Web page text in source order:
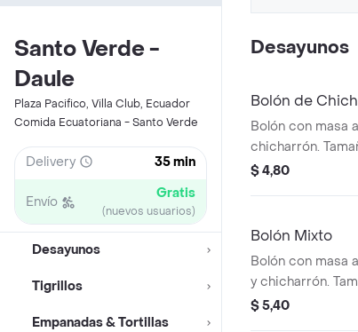
Santo Verde -
Daule
Plaza Pacifico, Villa Club, Ecuador
Comida Ecuatoriana - Santo Verde
Delivery 35 min
Envío Gratis
(nuevos usuarios)
Desayunos
Tigrillos
Empanadas & Tortillas
Desayunos
Bolón de
Bolón con masa
chicharrón.
$ 4,80
Bolón Mixto
Bolón con masa
y chicharrón.
$ 5,40